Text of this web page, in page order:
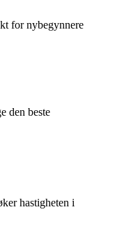
for nybegynnere
den beste
hastigheten i